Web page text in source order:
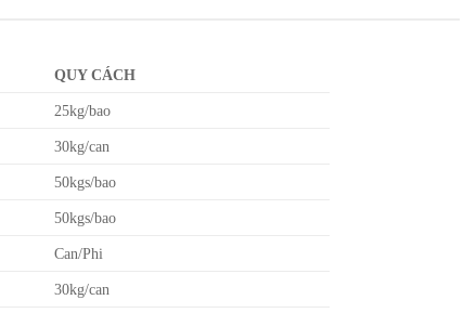
QUY CÁCH
25kg/bao
30kg/can
50kgs/bao
50kgs/bao
Can/Phi
30kg/can